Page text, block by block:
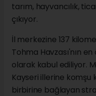
tarım, hayvancılık,
çıkıyor.
İl merkezine 137
Tohma Havzası'nın
olarak kabul ediliyor.
Kayseri illerine komşu
birbirine bağlayan